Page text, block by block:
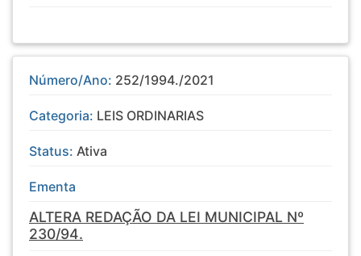
Número/Ano: 252/1994./2021
Categoria: LEIS ORDINARIAS
Status: Ativa
Ementa
ALTERA REDAÇÃO DA LEI MUNICIPAL Nº
230/94.